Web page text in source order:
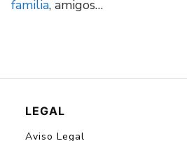
familia, amigos…
LEGAL
Aviso Legal